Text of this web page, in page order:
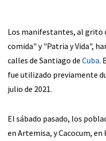
Los manifestantes, al grito
comida" y "Patria y Vida",
calles de Santiago de Cuba.
fue utilizado previamente
julio de 2021.
El sábado pasado, los
en Artemisa, y Cacocum,